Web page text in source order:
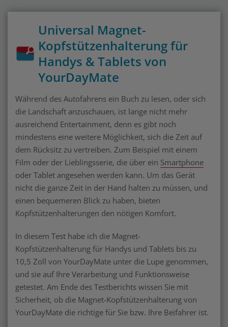
Universal Magnet-
Kopfstützenhalterung für
Handys & Tablets von
YourDayMate
Während des Autofahrens ein Buch zu lesen, oder sich
die Landschaft anzuschauen, ist lange nicht mehr
ausreichend Entertainment, denn es gibt noch
mindestens eine weitere Möglichkeit, sich die Zeit auf
dem Rücksitz zu vertreiben. Zum Beispiel mit einem
Film oder der Lieblingsserie, die über ein Smartphone
oder Tablet angesehen werden kann. Um das Gerät
nicht die ganze Zeit in der Hand halten zu müssen, und
einen bequemeren Blick zu haben, bieten
Kopfstützenhalterungen den nötigen Komfort.
In diesem Test habe ich die Magnet-
Kopfstützenhalterung für Handys und Tablets bis zu
10,5 Zoll von YourDayMate unter die Lupe genommen,
und sie auf Ihre Verarbeitung und Funktionsweise
getestet. Am Ende des Testberichts wissen Sie mit
Sicherheit, ob die Magnet-Kopfstützenhalterung von
YourDayMate die richtige für Sie bzw. Ihre Beifahrer ist.